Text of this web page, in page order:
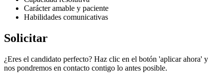
Carácter amable y paciente
Habilidades comunicativas
Solicitar
¿Eres el candidato perfecto? Haz clic en el botón 'aplicar ahora' y
nos pondremos en contacto contigo lo antes posible.